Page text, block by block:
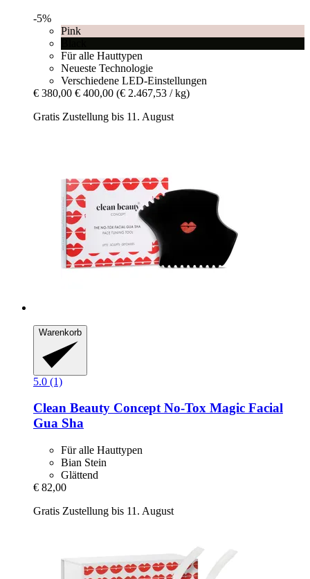
-5%
Pink
Für alle Hauttypen
Neueste Technologie
Verschiedene LED-Einstellungen
€ 380,00 € 400,00 (€ 2.467,53 / kg)
Gratis Zustellung bis 11. August
Warenkorb
5.0 (1)
Clean Beauty ConceptNo-​Tox Magic Facial
Gua Sha
Für alle Hauttypen
Bian Stein
Glättend
€ 82,00
Gratis Zustellung bis 11. August